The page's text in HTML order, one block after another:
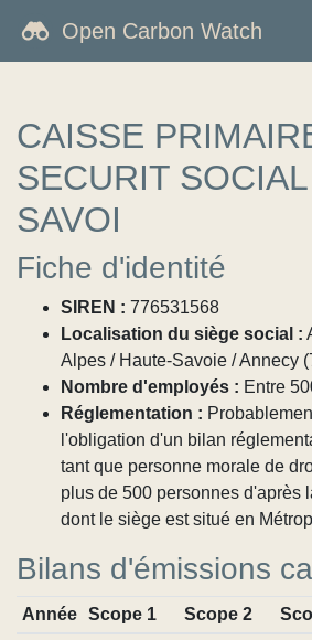
Open Carbon Watch
CAISSE
SECURIT
SAVOI
Fiche d'identité
SIREN : 776531568
Localisation du siège social :
Alpes / Haute-Savoie / Annecy
Nombre d'employés : Entre
Réglementation :
l'obligation d'un bilan
tant que personne morale de
plus de 500 personnes d'après
dont le siège est situé en
Bilans d'émissions
Année Scope 1 Scope 2